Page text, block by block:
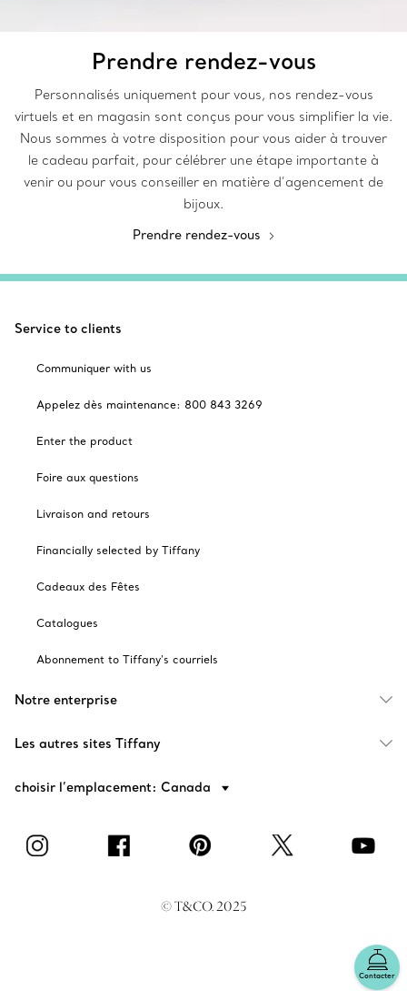
Prendre rendez-vous
Personnalisés uniquement pour vous, nos rendez-vous
virtuels et en magasin sont conçus pour vous simplifier la vie.
Nous sommes à votre disposition pour vous aider à trouver
le cadeau parfait, pour célébrer une étape importante à
venir ou pour vous conseiller en matière d’agencement de
bijoux.
Prendre rendez-vous
Contacter
Service to clients
Communiquer with us
Appelez dès maintenance: 800 843 3269
Enter the product
Foire aux questions
Livraison and retours
Financially selected by Tiffany
Cadeaux des Fêtes
Catalogues
Abonnement to Tiffany's courriels
Notre enterprise
Les autres sites Tiffany
choisir l’emplacement: Canada
© T&CO. 2025